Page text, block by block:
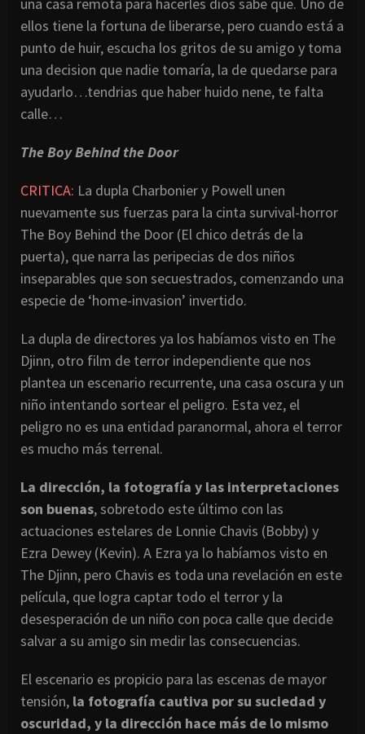
una casa remota para hacerles dios sabe que. Uno de
ellos tiene la fortuna de liberarse, pero cuando está a
punto de huir, escucha los gritos de su amigo y toma
una decision que nadie tomaría, la de quedarse para
ayudarlo…tendrias que haber huido nene, te falta
calle…
The Boy Behind the Door
CRITICA: La dupla Charbonier y Powell unen
nuevamente sus fuerzas para la cinta survival-horror
The Boy Behind the Door (El chico detrás de la
puerta), que narra las peripecias de dos niños
inseparables que son secuestrados, comenzando una
especie de ‘home-invasion’ invertido.
La dupla de directores ya los habíamos visto en The
Djinn, otro film de terror independiente que nos
plantea un escenario recurrente, una casa oscura y un
niño intentando sortear el peligro. Esta vez, el
peligro no es una entidad paranormal, ahora el terror
es mucho más terrenal.
La dirección, la fotografía y las interpretaciones
son buenas, sobretodo este último con las
actuaciones estelares de Lonnie Chavis (Bobby) y
Ezra Dewey (Kevin). A Ezra ya lo habíamos visto en
The Djinn, pero Chavis es toda una revelación en este
película, que logra captar todo el terror y la
desesperación de un niño con poca calle que decide
salvar a su amigo sin medir las consecuencias.
El escenario es propicio para las escenas de mayor
tensión, la fotografía cautiva por su suciedad y
oscuridad, y la dirección hace más de lo mismo